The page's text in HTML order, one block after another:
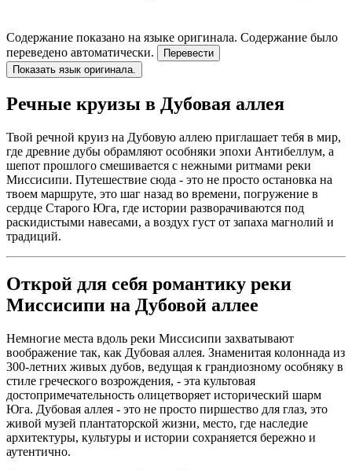
Содержание показано на языке оригинала. Содержание было
переведено автоматически.
Перевести
Показать язык оригинала.
Речные круизы в Дубовая аллея
Твой речной круиз на Дубовую аллею приглашает тебя в мир,
где древние дубы обрамляют особняки эпохи Антибеллум, а
шепот прошлого смешивается с нежными ритмами реки
Миссисипи. Путешествие сюда - это не просто остановка на
твоем маршруте, это шаг назад во времени, погружение в
сердце Старого Юга, где истории разворачиваются под
раскидистыми навесами, а воздух густ от запаха магнолий и
традиций.
Открой для себя романтику реки
Миссисипи на Дубовой аллее
Немногие места вдоль реки Миссисипи захватывают
воображение так, как Дубовая аллея. Знаменитая колоннада из
300-летних живых дубов, ведущая к грандиозному особняку в
стиле греческого возрождения, - эта культовая
достопримечательность олицетворяет исторический шарм
Юга. Дубовая аллея - это не просто пиршество для глаз, это
живой музей плантаторской жизни, место, где наследие
архитектуры, культуры и истории сохраняется бережно и
аутентично.